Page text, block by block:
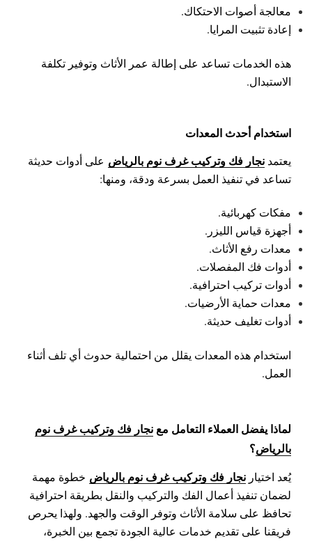
معالجة أصوات الاحتكاك.
إعادة تثبيت المرايا.
هذه الخدمات تساعد على إطالة عمر الأثاث وتوفير تكلفة
الاستبدال.
استخدام أحدث المعدات
يعتمد نجار فك وتركيب غرف نوم بالرياض على أدوات حديثة
تساعد في تنفيذ العمل بسرعة ودقة، ومنها:
مفكات كهربائية.
أجهزة قياس الليزر.
معدات رفع الأثاث.
أدوات فك المفصلات.
أدوات تركيب احترافية.
معدات حماية الأرضيات.
أدوات تغليف حديثة.
استخدام هذه المعدات يقلل من احتمالية حدوث أي تلف أثناء
العمل.
لماذا يفضل العملاء التعامل مع نجار فك وتركيب غرف نوم
بالرياض؟
يُعد اختيار نجار فك وتركيب غرف نوم بالرياض خطوة مهمة
لضمان تنفيذ أعمال الفك والتركيب والنقل بطريقة احترافية
تحافظ على سلامة الأثاث وتوفر الوقت والجهد. ولهذا يحرص
فريقنا على تقديم خدمات عالية الجودة تجمع بين الخبرة،